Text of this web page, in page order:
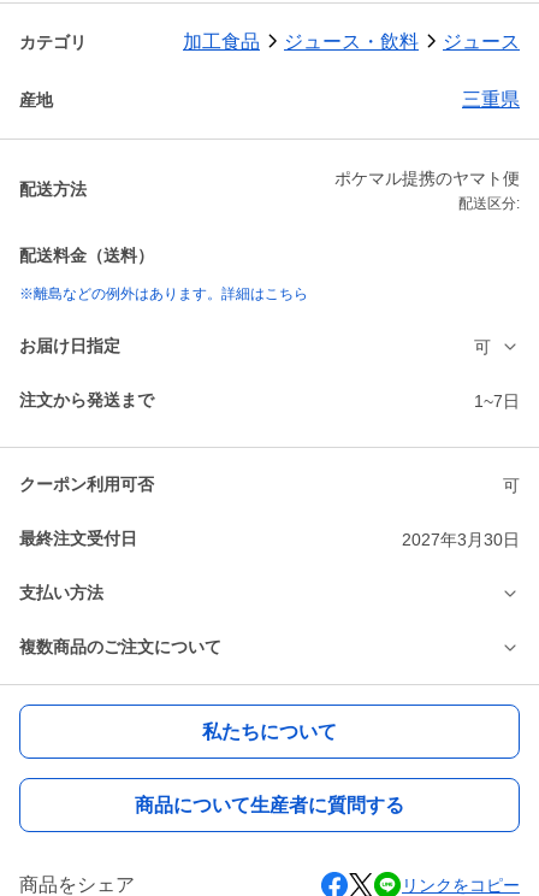
カテゴリ 加工食品 ジュース・飲料 ジュース
産地 三重県
配送方法
ポケマル提携のヤマト便
配送区分:
配送料金（送料）
※離島などの例外はあります。詳細はこちら
お届け日指定 可
注文から発送まで 1~7日
クーポン利用可否 可
最終注文受付日 2027年3月30日
支払い方法
複数商品のご注文について
私たちについて
商品について生産者に質問する
商品をシェア リンクをコピー